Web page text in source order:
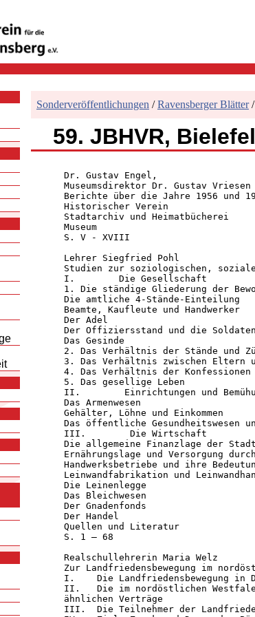
Sonderveröffentlichungen /Ravensberger Blätter/
59. JBHVR,
      Dr. Gustav Engel,
      Museumsdirektor Dr. Gustav Vriesen
Berichte über die Jahre 1956 und
      Historischer Verein
      Stadtarchiv und Heimatbücherei
      Museum
      S. V - XVIII
      Lehrer Siegfried Pohl
Studien zur soziologischen,
      I.        Die Gesellschaft
1. Die ständige Gliederung der
      Die amtliche 4-Stände-Einteilung
      Beamte, Kaufleute und Handwerker
      Der Adel
      Der Offiziersstand und die Soldaten
      Das Gesinde
2. Das Verhältnis der Stände und
3. Das Verhältnis zwischen Eltern
4. Das Verhältnis der Konfessionen
      5. Das gesellige Leben
II.        Einrichtungen und
      Das Armenwesen
      Gehälter, Löhne und Einkommen
Das öffentliche Gesundheitswesen
      III.        Die Wirtschaft
      Die allgemeine Finanzlage der Stadt
Ernährungslage und Versorgung
Handwerksbetriebe und ihre
Leinwandfabrikation und
      Die Leinenlegge
      Das Bleichwesen
      Der Gnadenfonds
      Der Handel
      Quellen und Literatur
      S. 1 – 68
      Realschullehrerin Maria Welz
Zur Landfriedensbewegung im
I.    Die Landfriedensbewegung in
II.   Die im nordöstlichen
      ähnlichen Verträge
III.  Die Teilnehmer der